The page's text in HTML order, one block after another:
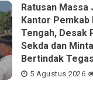
Ratusan Massa
Kantor Pemkab
Tengah, Desak
Sekda dan
Bertindak Tegas
5 Agustus 2026